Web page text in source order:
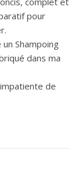
pour
Shampoing
dans ma
de